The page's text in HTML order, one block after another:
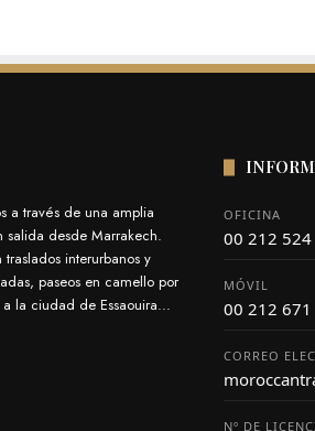
a través de una amplia
salida desde Marrakech.
interurbanos y
paseos en camello por
la ciudad de Essaouira...
OFICINA
00 212
MÓVIL
00 212 671
CORREO
Nº DE